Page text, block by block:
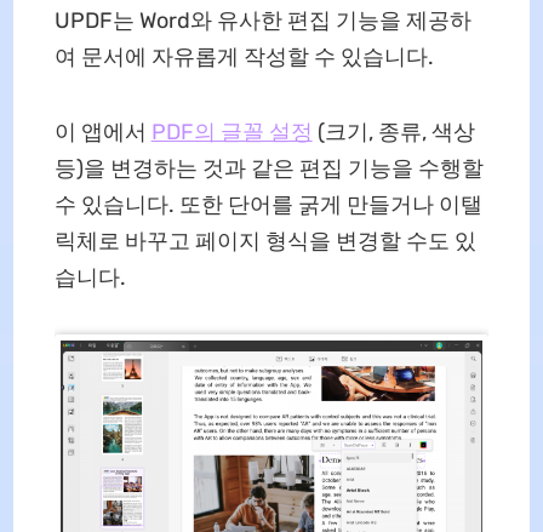
UPDF는 Word와 유사한 편집 기능을 제공하
여 문서에 자유롭게 작성할 수 있습니다.
이 앱에서 PDF의 글꼴 설정 (크기, 종류, 색상
등)을 변경하는 것과 같은 편집 기능을 수행할
수 있습니다. 또한 단어를 굵게 만들거나 이탤
릭체로 바꾸고 페이지 형식을 변경할 수도 있
습니다.